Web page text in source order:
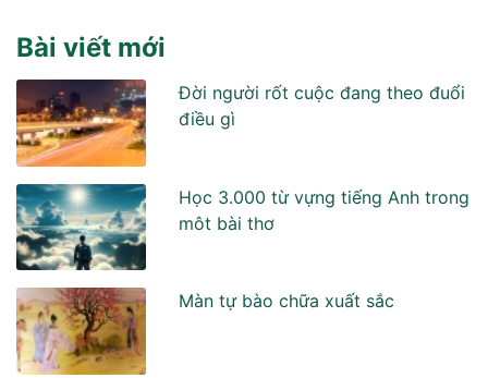
Bài viết mới
Đời người rốt cuộc đang theo đuổi
điều gì
Học 3.000 từ vựng tiếng Anh trong
môt bài thơ
Màn tự bào chữa xuất sắc